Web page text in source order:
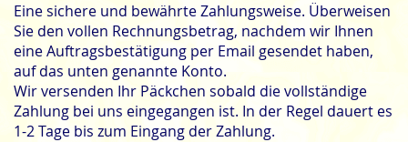
Eine sichere und bewährte Zahlungsweise. Überweisen
Sie den vollen Rechnungsbetrag, nachdem wir Ihnen
eine Auftragsbestätigung per Email gesendet haben,
auf das unten genannte Konto.
Wir versenden Ihr Päckchen sobald die vollständige
Zahlung bei uns eingegangen ist. In der Regel dauert es
1-2 Tage bis zum Eingang der Zahlung.